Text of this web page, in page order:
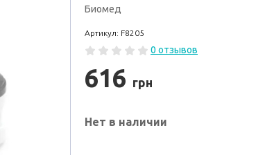
Биомед
Артикул: F8205
0 отзывов
616 грн
Нет в наличии